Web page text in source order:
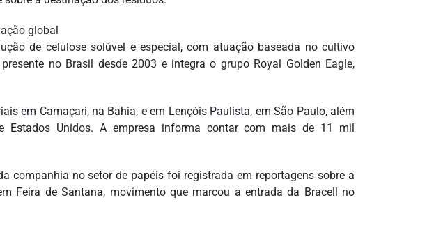
global
de celulose solúvel e especial, com atuação baseada no cultivo
no Brasil desde 2003 e integra o grupo Royal Golden Eagle,
em Camaçari, na Bahia, e em Lençóis Paulista, em São Paulo, além
Estados Unidos. A empresa informa contar com mais de 11 mil
companhia no setor de papéis foi registrada em reportagens sobre a
Feira de Santana, movimento que marcou a entrada da Bracell no